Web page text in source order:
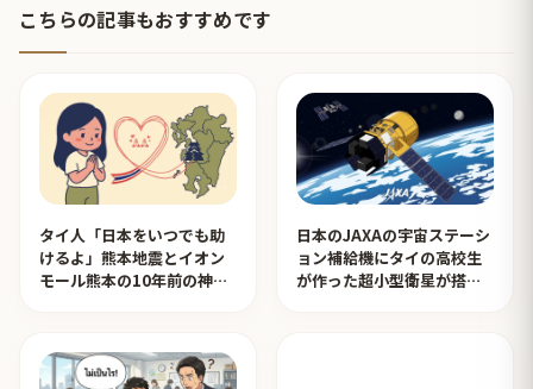
こちらの記事もおすすめです
タイ人「日本をいつでも助
けるよ」熊本地震とイオン
モール熊本の10年前の神対
日本のJAXAの宇宙ステーシ
ョン補給機にタイの高校生
が作った超小型衛星が搭載